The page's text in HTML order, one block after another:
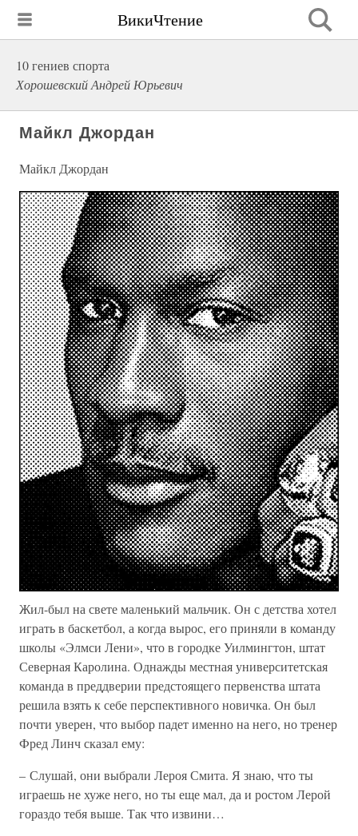
ВикиЧтение
10 гениев спорта
Хорошевский Андрей Юрьевич
Майкл Джордан
Майкл Джордан
Жил-был на свете маленький мальчик. Он с детства хотел
играть в баскетбол, а когда вырос, его приняли в команду
школы «Элмси Лени», что в городке Уилмингтон, штат
Северная Каролина. Однажды местная университетская
команда в преддверии предстоящего первенства штата
решила взять к себе перспективного новичка. Он был
почти уверен, что выбор падет именно на него, но тренер
Фред Линч сказал ему:
– Слушай, они выбрали Лероя Смита. Я знаю, что ты
играешь не хуже него, но ты еще мал, да и ростом Лерой
гораздо тебя выше. Так что извини…